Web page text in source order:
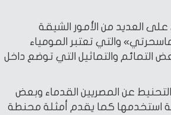
العديد من الأمور الشيقة
والتي تعتبر المومياء
التمائم والتماثيل التي توضع داخل
عن المصريين القدماء وبعض
استخدمها كما يقدم أمثلة محنطة